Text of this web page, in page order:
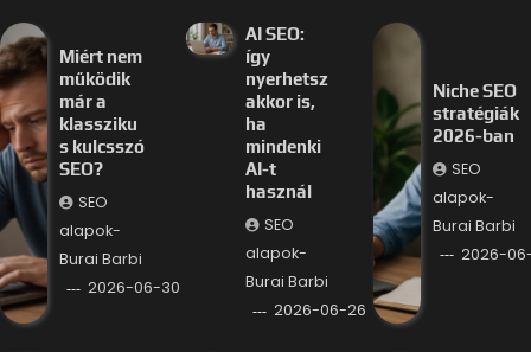
Miért nem
működik
már a
klassziku
s kulcsszó
SEO?
SEO
alapok-
Burai Barbi
2026-06-30
AI SEO:
így
nyerhetsz
akkor is,
ha
mindenki
AI-t
használ
SEO
alapok-
Burai Barbi
2026-06-26
Niche SEO
stratégiák
2026-ban
SEO
alapok-
Burai Barbi
2026-